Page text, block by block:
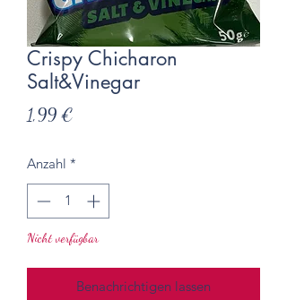
Crispy Chicharon
Salt&Vinegar
1,99 €
Anzahl *
Nicht verfügbar
Benachrichtigen lassen